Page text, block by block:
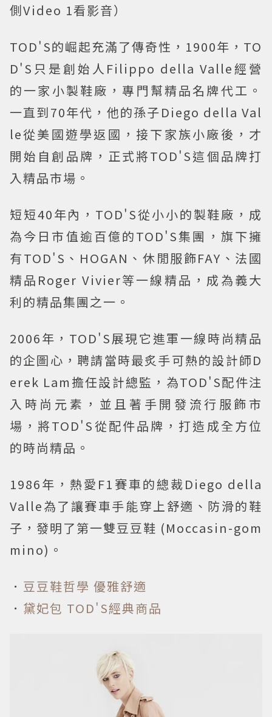
側Video 1看影音）
TOD'S的崛起充滿了傳奇性，1900年，TO
D'S只是創始人Filippo della Valle經營
的一家小製鞋廠，專門幫精品名牌代工。
一直到70年代，他的孫子Diego della Val
le從美國遊學返國，接下家族小廠後，才
開始自創品牌，正式將TOD'S這個品牌打
入精品市場。
短短40年內，TOD'S從小小的製鞋廠，成
為今日市值逾百億的TOD'S集團，旗下擁
有TOD'S、HOGAN、休閒服飾FAY、法國
精品Roger Vivier等一線精品，成為義大
利的精品集團之一。
2006年，TOD'S展現它進軍一線時尚精品
的企圖心，聘請當時最炙手可熱的設計師D
erek Lam擔任設計總監，為TOD'S配件注
入時尚元素，並且著手開發流行服飾市
場，將TOD'S從配件品牌，打造成全方位
的時尚精品。
1986年，熱愛F1賽車的總裁Diego della
Valle為了讓賽車手能穿上舒適、防滑的鞋
子，發明了第一雙豆豆鞋 (Moccasin-gom
mino)。
． 豆豆鞋哲學 優雅舒適
． 黛妃包 TOD'S經典商品